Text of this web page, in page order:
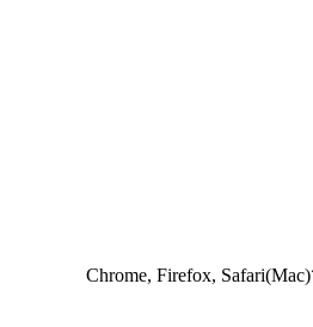
Chrome, Firefox,